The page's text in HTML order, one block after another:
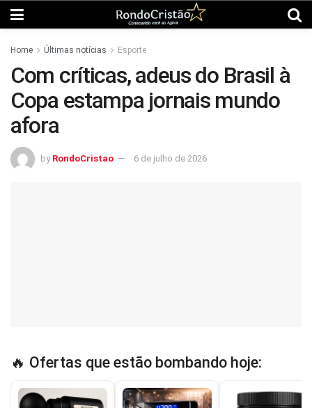
Home Últimas notícias Esporte
Com críticas, adeus do Brasil à
Copa estampa jornais mundo
afora
by RondoCristao 6 de julho de 2026
🔥 Ofertas que estão bombando hoje: